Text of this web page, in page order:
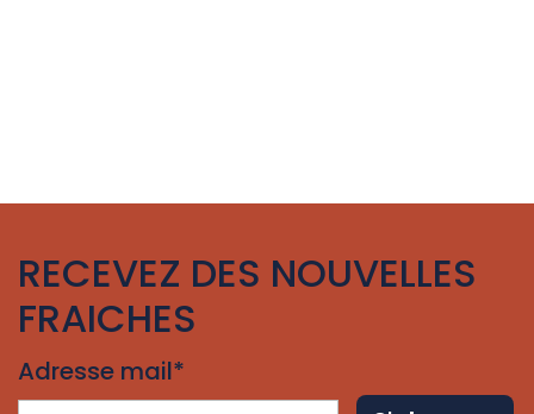
RECEVEZ DES NOUVELLES
FRAICHES
Adresse mail*